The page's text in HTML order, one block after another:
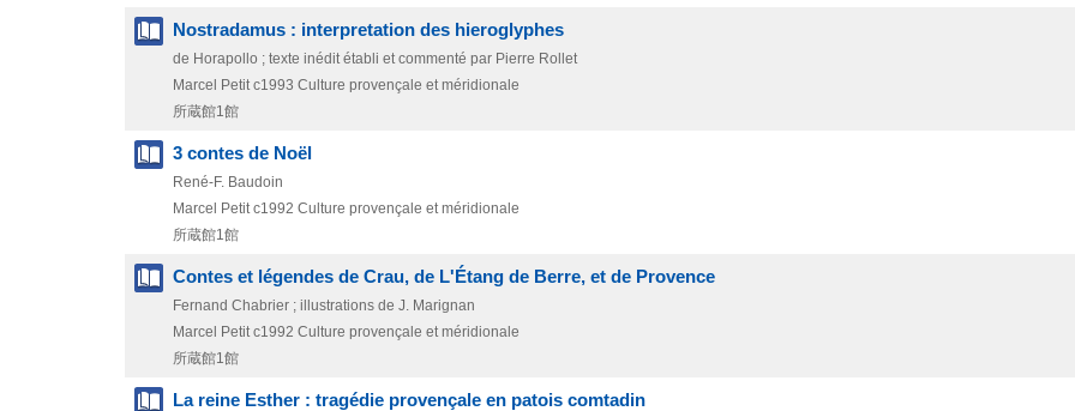
Nostradamus : interpretation des hieroglyphes
de Horapollo ; texte inédit établi et commenté par Pierre Rollet
Marcel Petit c1993 Culture provençale et méridionale
所蔵館1館
3 contes de Noël
René-F. Baudoin
Marcel Petit c1992 Culture provençale et méridionale
所蔵館1館
Contes et légendes de Crau, de L'Étang de Berre, et de Provence
Fernand Chabrier ; illustrations de J. Marignan
Marcel Petit c1992 Culture provençale et méridionale
所蔵館1館
La reine Esther : tragédie provençale en patois comtadin